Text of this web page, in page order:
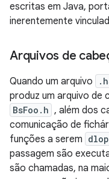
escritas em Java,
inerentemente
Arquivos de
Quando um arquivo
produz um arquivo de
BsFoo.h , além dos
comunicação de
funções a serem
passagem são
são chamadas, na